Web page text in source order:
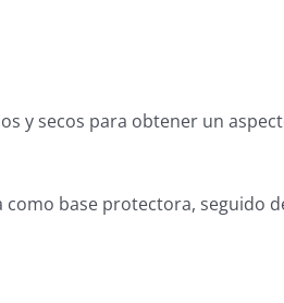
y secos para obtener un
como base protectora, seguido